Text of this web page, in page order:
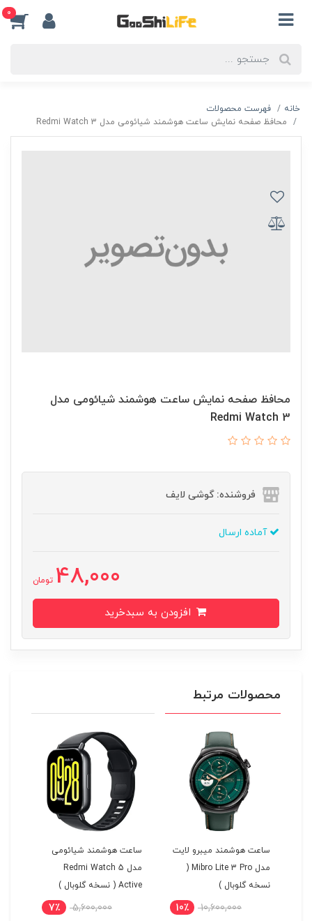
0
خانه
فهرست محصولات
محافظ صفحه نمایش ساعت هوشمند شیائومی مدل Redmi Watch 3
محافظ صفحه نمایش ساعت هوشمند شیائومی مدل
Redmi Watch 3
فروشنده: گوشی لایف
آماده ارسال
48,000 تومان
محصولات مرتبط
ساعت هوشمند میبرو لایت
مدل Mibro Lite 3 Pro (
نسخه گلوبال )
10,600,000 10٪
ساعت هوشمند شیائومی
مدل Redmi Watch 5
Active ( نسخه گلوبال )
5,600,000 7٪